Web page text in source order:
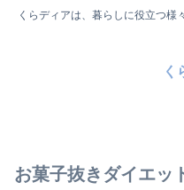
くらディアは、暮らしに役立つ様
く
お菓子抜きダイエッ